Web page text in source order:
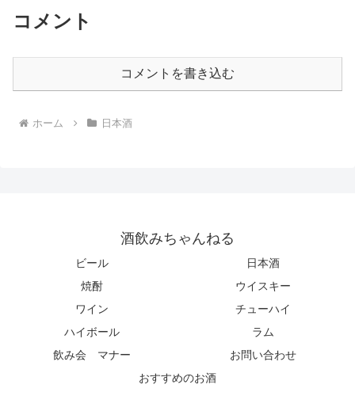
コメント
コメントを書き込む
ホーム 日本酒
酒飲みちゃんねる
ビール
日本酒
焼酎
ウイスキー
ワイン
チューハイ
ハイボール
ラム
飲み会 マナー
お問い合わせ
おすすめのお酒